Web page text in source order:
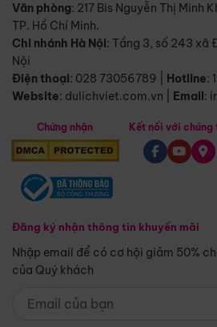
Văn phòng: 217 Bis Nguyễn Thị Minh
TP. Hồ Chí Minh.
Chi nhánh Hà Nội: Tầng 3, số 243 xã
Nội
Điện thoại: 028 73056789 Hotline:
Website: dulichviet.com.vn Email:
Chứng nhận
Đăng ký nhận thông tin khuyến mãi
Nhập email để có cơ hội giảm 50%
của Quý khách
Kết nối với chúng